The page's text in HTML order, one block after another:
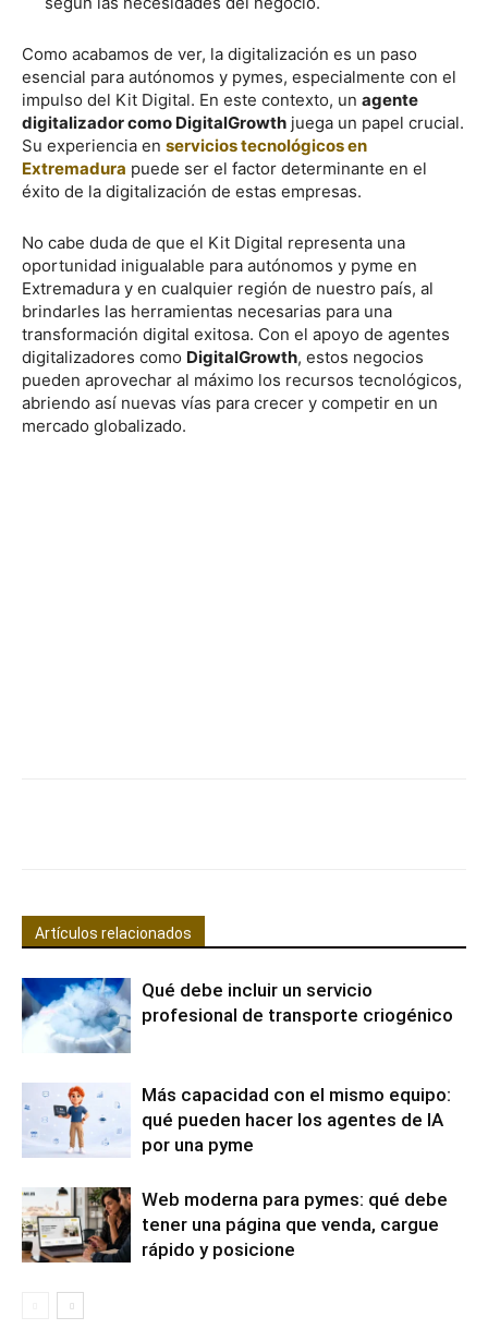
Como acabamos de ver, la digitalización es un paso
esencial para autónomos y pymes, especialmente con el
impulso del Kit Digital. En este contexto, un agente
digitalizador como DigitalGrowth juega un papel crucial.
Su experiencia en servicios tecnológicos en
Extremadura puede ser el factor determinante en el
éxito de la digitalización de estas empresas.
No cabe duda de que el Kit Digital representa una
oportunidad inigualable para autónomos y pyme en
Extremadura y en cualquier región de nuestro país, al
brindarles las herramientas necesarias para una
transformación digital exitosa. Con el apoyo de agentes
digitalizadores como DigitalGrowth, estos negocios
pueden aprovechar al máximo los recursos tecnológicos,
abriendo así nuevas vías para crecer y competir en un
mercado globalizado.
Artículos relacionados
Qué debe incluir un servicio
profesional de transporte criogénico
Más capacidad con el mismo equipo:
qué pueden hacer los agentes de IA
por una pyme
Web moderna para pymes: qué debe
tener una página que venda, cargue
rápido y posicione